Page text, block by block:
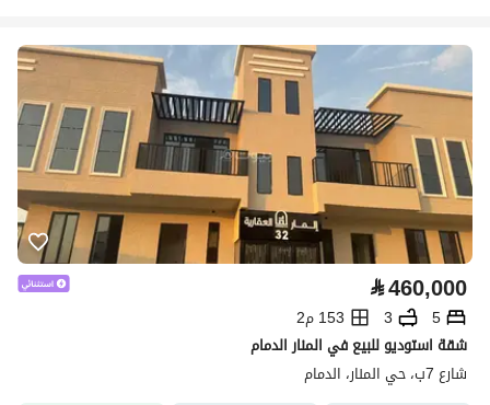
⃁460,000
5
3
153 م2
شقة استوديو للبيع في المنار الدمام
شارع 7ب، حي المنار، الدمام